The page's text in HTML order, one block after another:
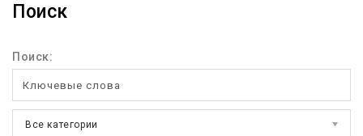
Поиск
Поиск:
Все категории